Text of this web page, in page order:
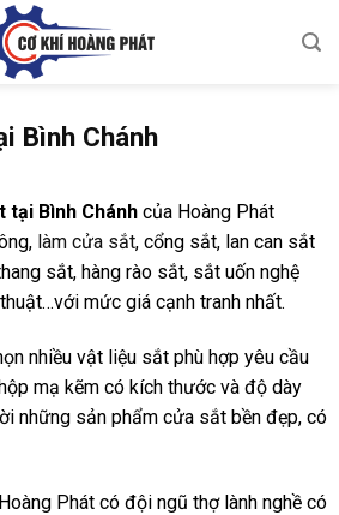
Bình Chánh
tại Bình Chánhcủa Hoàng Phát
làm cửa sắt, cổng sắt, lan can sắt
sắt, hàng rào sắt, sắt uốn nghệ
mức giá cạnh tranh nhất.
nhiều vật liệu sắt phù hợp yêu cầu
mạ kẽm có kích thước và độ dày
những sản phẩm cửa sắt bền đẹp, có
Phát có đội ngũ thợ lành nghề có